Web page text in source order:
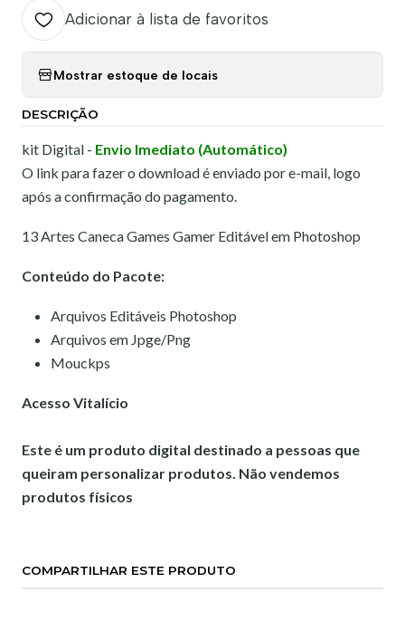
Adicionar à lista de favoritos
Mostrar estoque de locais
DESCRIÇÃO
kit Digital - Envio Imediato (Automático)
O link para fazer o download é enviado por e-mail, logo
após a confirmação do pagamento.
13 Artes Caneca Games Gamer Editável em Photoshop
Conteúdo do Pacote:
Arquivos Editáveis Photoshop
Arquivos em Jpge/Png
Mouckps
Acesso Vitalício
Este é um produto digital destinado a pessoas que
queiram personalizar produtos. Não vendemos
produtos físicos
COMPARTILHAR ESTE PRODUTO